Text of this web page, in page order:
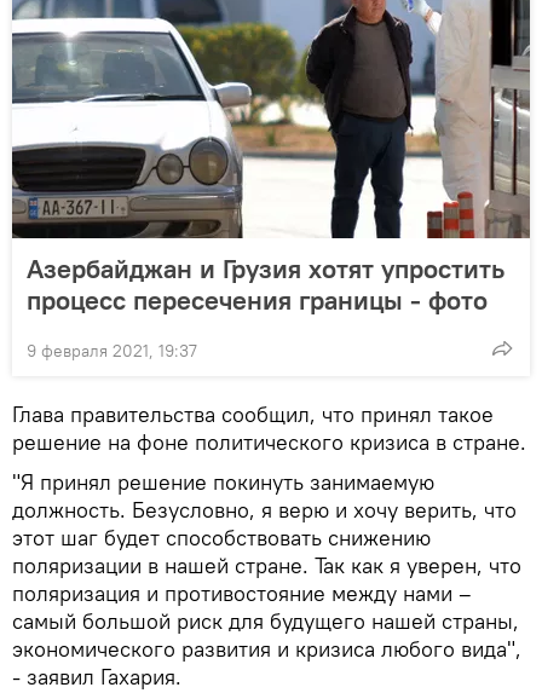
Азербайджан и Грузия хотят упростить
процесс пересечения границы - фото
9 февраля 2021, 19:37
Глава правительства сообщил, что принял такое
решение на фоне политического кризиса в стране.
"Я принял решение покинуть занимаемую
должность. Безусловно, я верю и хочу верить, что
этот шаг будет способствовать снижению
поляризации в нашей стране. Так как я уверен, что
поляризация и противостояние между нами –
самый большой риск для будущего нашей страны,
экономического развития и кризиса любого вида",
- заявил Гахария.